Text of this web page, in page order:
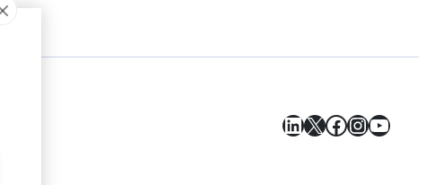
LinkedIn
X Facebook